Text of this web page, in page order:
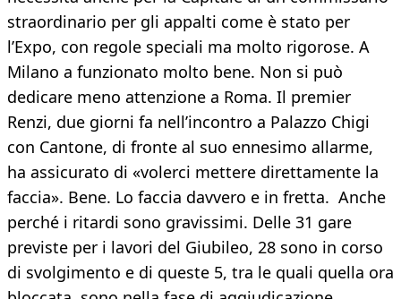
straordinario per gli appalti come è stato per
l’Expo, con regole speciali ma molto rigorose. A
Milano a funzionato molto bene. Non si può
dedicare meno attenzione a Roma. Il premier
Renzi, due giorni fa nell’incontro a Palazzo Chigi
con Cantone, di fronte al suo ennesimo allarme,
ha assicurato di «volerci mettere direttamente la
faccia». Bene. Lo faccia davvero e in fretta. Anche
perché i ritardi sono gravissimi. Delle 31 gare
previste per i lavori del Giubileo, 28 sono in corso
di svolgimento e di queste 5, tra le quali quella ora